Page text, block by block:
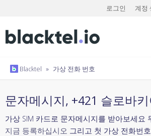
로그인 계정
Blacktel » 가상 전화 번호
문자메시지, +421 슬로바
가상 SIM 카드로 문자메시지를 받아보세요
지금 등록하십시오 그리고 첫 가상 전화번